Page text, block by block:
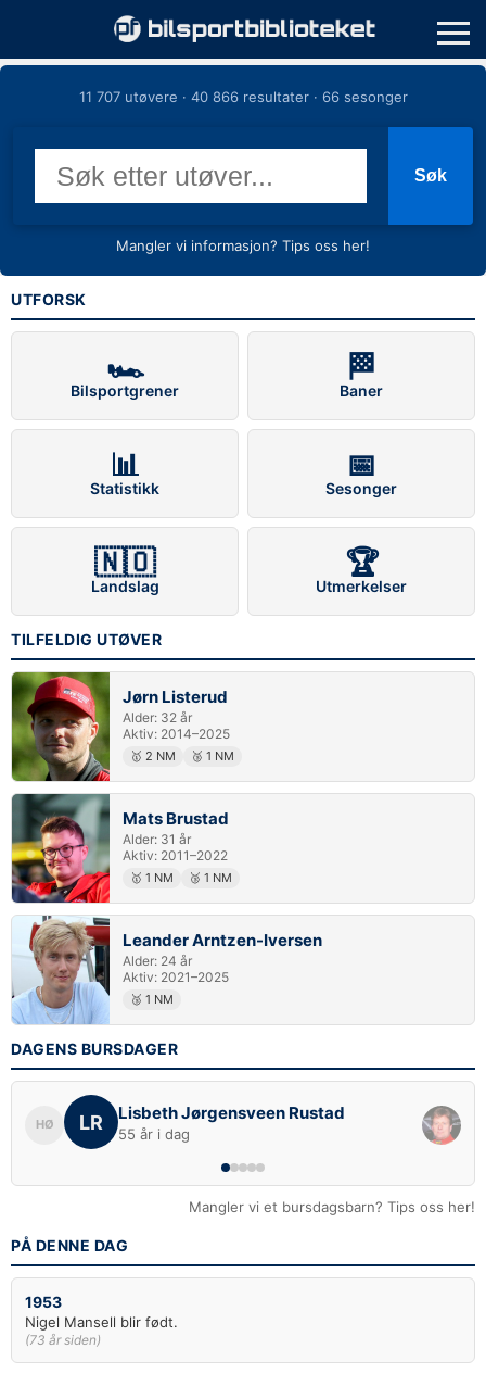
11 707 utøvere · 40 866 resultater · 66 sesonger
Søk
Mangler vi informasjon? Tips oss her!
UTFORSK
🏎️
Bilsportgrener
🏁
Baner
📊
Statistikk
📅
Sesonger
🇳🇴
Landslag
🏆
Utmerkelser
TILFELDIG UTØVER
Jørn Listerud
Alder: 32 år
Aktiv: 2014–2025
🥇 2 NM 🥉 1 NM
Mats Brustad
Alder: 31 år
Aktiv: 2011–2022
🥇 1 NM 🥉 1 NM
Leander Arntzen-Iversen
Alder: 24 år
Aktiv: 2021–2025
🥉 1 NM
DAGENS BURSDAGER
HØ LR Lisbeth Jørgensveen Rustad
55 år i dag
Mangler vi et bursdagsbarn? Tips oss her!
PÅ DENNE DAG
1953
Nigel Mansell blir født.
(73 år siden)